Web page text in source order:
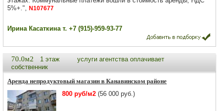
5%+.", N107677
Ирина Касаткина т. +7 (915)-959-93-77
70.0м2 1 этаж
услуги агентства оплачивает
собственник
Аренда непродуктовый магазин в Канавинском районе
800 руб/м2 (56 000 руб.)